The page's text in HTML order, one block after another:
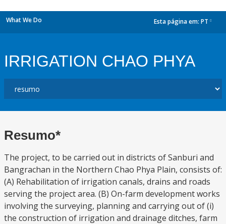
What We Do Esta página em: PT
IRRIGATION CHAO PHYA
Resumo*
The project, to be carried out in districts of Sanburi and
Bangrachan in the Northern Chao Phya Plain, consists of:
(A) Rehabilitation of irrigation canals, drains and roads
serving the project area. (B) On-farm development works
involving the surveying, planning and carrying out of (i)
the construction of irrigation and drainage ditches, farm